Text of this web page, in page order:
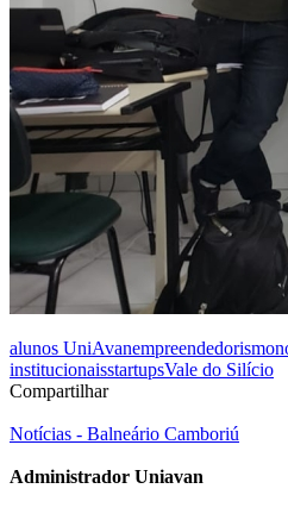
alunos UniAvanempreendedorismo
institucionaisstartupsVale do Silício
Compartilhar
Notícias - Balneário Camboriú
Administrador Uniavan